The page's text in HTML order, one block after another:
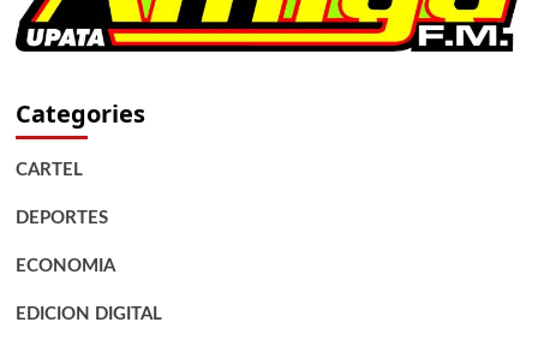
Categories
CARTEL
DEPORTES
ECONOMIA
EDICION DIGITAL